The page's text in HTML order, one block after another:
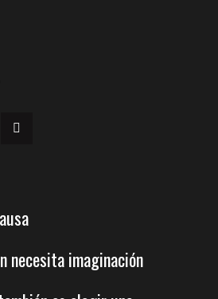
necesita imaginación